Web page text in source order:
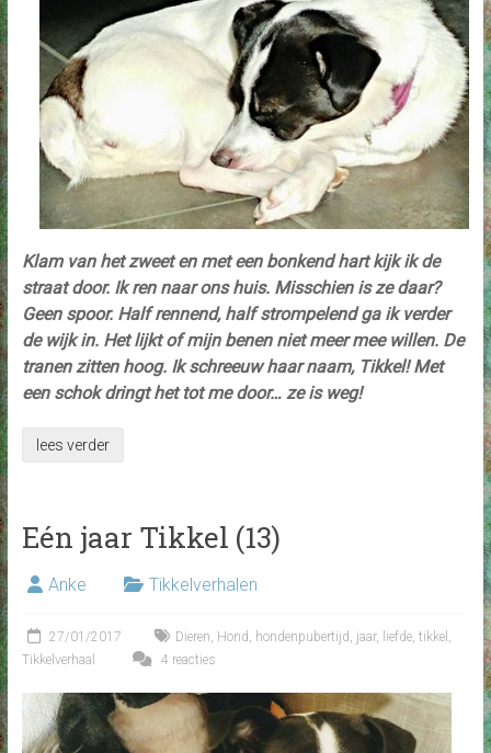
Klam van het zweet en met een bonkend hart kijk ik de
straat door. Ik ren naar ons huis. Misschien is ze daar?
Geen spoor. Half rennend, half strompelend ga ik verder
de wijk in. Het lijkt of mijn benen niet meer mee willen. De
tranen zitten hoog. Ik schreeuw haar naam, Tikkel! Met
een schok dringt het tot me door… ze is weg!
lees verder
Eén jaar Tikkel (13)
Anke Tikkelverhalen
27/01/2017 Dieren Hond hondenpubertijd jaar, liefde, tikkel
Tikkelverhaal
4 reacties